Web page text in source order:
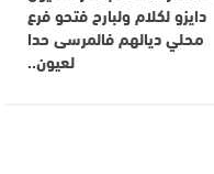
دايزو لكلام ولبارح فتحو فرع
محلي ديالهم فالمرسى حدا
لعيون..